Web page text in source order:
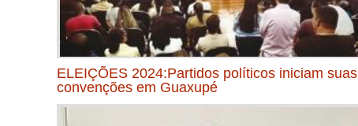
ELEIÇÕES 2024:Partidos políticos iniciam suas
convenções em Guaxupé